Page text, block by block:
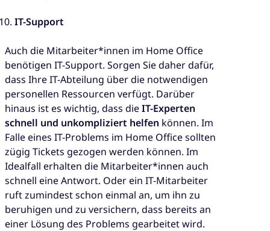
IT-Support
Auch die Mitarbeiter*innen im Home Office
benötigen IT-Support. Sorgen Sie daher dafür,
dass Ihre IT-Abteilung über die notwendigen
personellen Ressourcen verfügt. Darüber
hinaus ist es wichtig, dass dieIT-Experten
schnell und unkompliziert helfen können. Im
Falle eines IT-Problems im Home Office sollten
zügig Tickets gezogen werden können. Im
Idealfall erhalten die Mitarbeiter*innen auch
schnell eine Antwort. Oder ein IT-Mitarbeiter
ruft zumindest schon einmal an, um ihn zu
beruhigen und zu versichern, dass bereits an
einer Lösung des Problems gearbeitet wird.